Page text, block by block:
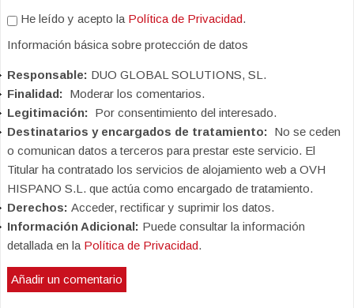
He leído y acepto la Política de Privacidad.
Información básica sobre protección de datos
Responsable: DUO GLOBAL SOLUTIONS, SL.
Finalidad: Moderar los comentarios.
Legitimación: Por consentimiento del interesado.
Destinatarios y encargados de tratamiento: No se ceden
o comunican datos a terceros para prestar este servicio. El
Titular ha contratado los servicios de alojamiento web a OVH
HISPANO S.L. que actúa como encargado de tratamiento.
Derechos: Acceder, rectificar y suprimir los datos.
Información Adicional: Puede consultar la información
detallada en la Política de Privacidad.